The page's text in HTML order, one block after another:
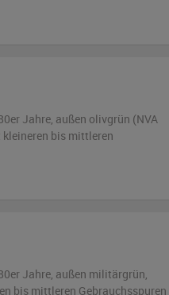
Jahre, außen olivgrün (NVA
kleineren bis mittleren
Jahre, außen militärgrün,
bis mittleren Gebrauchsspuren